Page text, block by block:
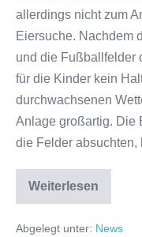
allerdings nicht zum
Eiersuche. Nachdem
und die Fußballfelder
für die Kinder kein
durchwachsenen
Anlage großartig. Die
die Felder
Weiterlesen
Osterspaß
auf
Fußballplatz
Abgelegt unter: News